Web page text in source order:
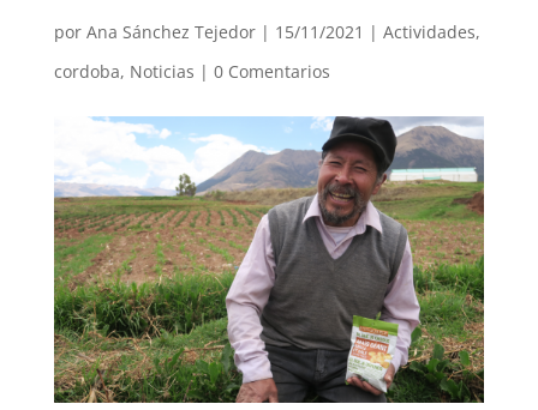
por Ana Sánchez Tejedor| 15/11/2021 | Actividades,
cordoba, Noticias | 0 Comentarios